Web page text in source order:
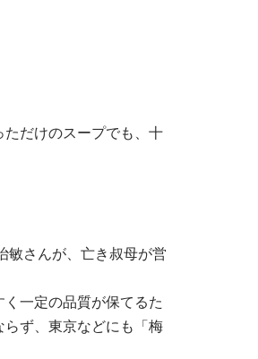
だけのスープでも、十
敏さんが、亡き叔母が営
一定の品質が保てるた
ず、東京などにも「梅